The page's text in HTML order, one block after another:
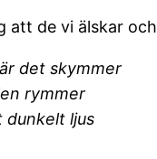
att de vi älskar
det skymmer
rymmer
dunkelt ljus